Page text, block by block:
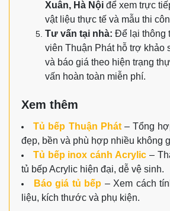
Xuân, Hà Nội để xem trực
vật liệu thực tế và mẫu thi
Tư vấn tại nhà: Để lại thông
viên Thuận Phát hỗ trợ khảo
và báo giá theo hiện trạng
vấn hoàn toàn miễn phí.
Xem thêm
Tủ bếp Thuận Phát– Tổng
đẹp, bền và phù hợp nhiều không
Tủ bếp inox cánh Acrylic –
tủ bếp Acrylic hiện đại, dễ vệ sinh.
Báo giá tủ bếp – Xem cách
liệu, kích thước và phụ kiện.